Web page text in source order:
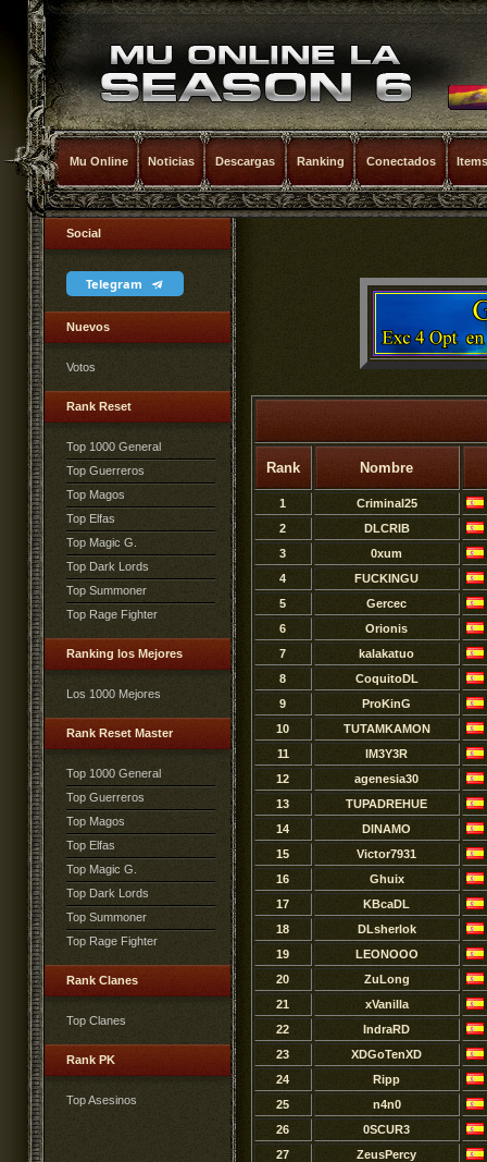
Mu Online Noticias Descargas Ranking Conectados Items
Social
Telegram
Nuevos
Votos
Rank Reset
Top 1000 General
Top Guerreros
Top Magos
Top Elfas
Top Magic G.
Top Dark Lords
Top Summoner
Top Rage Fighter
Ranking los Mejores
Los 1000 Mejores
Rank Reset Master
Top 1000 General
Top Guerreros
Top Magos
Top Elfas
Top Magic G.
Top Dark Lords
Top Summoner
Top Rage Fighter
Rank Clanes
Top Clanes
Rank PK
Top Asesinos
Rank Nombre
1
Criminal25
2
DLCRIB
3
0xum
4
FUCKINGU
5
Gercec
6
Orionis
7
kalakatuo
8
CoquitoDL
9
ProKinG
10
TUTAMKAMON
11
lM3Y3R
12
agenesia30
13
TUPADREHUE
14
DlNAMO
15
Victor7931
16
Ghuix
17
KBcaDL
18
DLsherlok
19
LEONOOO
20
ZuLong
21
xVanilla
22
IndraRD
23
XDGoTenXD
24
Ripp
25
n4n0
26
0SCUR3
27
ZeusPercy